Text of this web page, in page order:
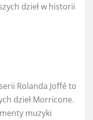
dzieł w historii
Rolanda Joffé to
dzieł Morricone.
muzyki